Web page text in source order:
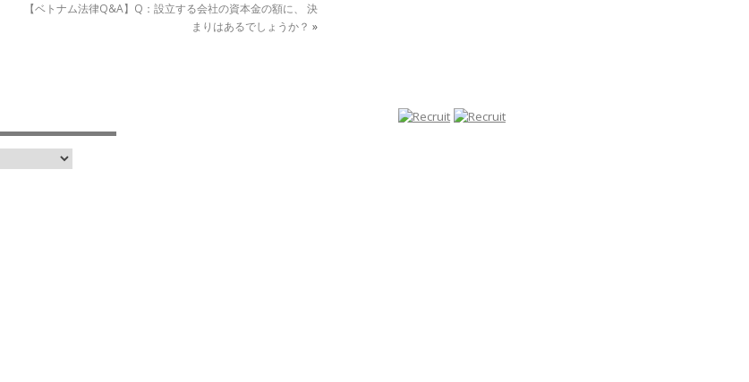
【ベトナム法律Q&A】Q：設立する会社の資本金の額に、 決
まりはあるでしょうか？ »